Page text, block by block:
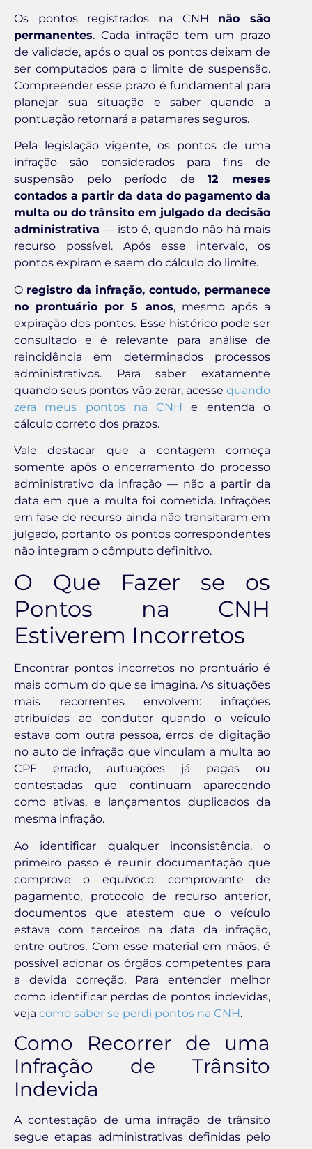
Os pontos registrados na CNH não são
permanentes. Cada infração tem um prazo
de validade, após o qual os pontos deixam de
ser computados para o limite de suspensão.
Compreender esse prazo é fundamental para
planejar sua situação e saber quando a
pontuação retornará a patamares seguros.
Pela legislação vigente, os pontos de uma
infração são considerados para fins de
suspensão pelo período de12 meses
contados a partir da data do pagamento da
multa ou do trânsito em julgado da decisão
administrativa — isto é, quando não há mais
recurso possível. Após esse intervalo, os
pontos expiram e saem do cálculo do limite.
O registro da infração, contudo, permanece
no prontuário por 5 anos, mesmo após a
expiração dos pontos. Esse histórico pode ser
consultado e é relevante para análise de
reincidência em determinados processos
administrativos. Para saber exatamente
quando seus pontos vão zerar, acesse quando
zera meus pontos na CNH e entenda o
cálculo correto dos prazos.
Vale destacar que a contagem começa
somente após o encerramento do processo
administrativo da infração — não a partir da
data em que a multa foi cometida. Infrações
em fase de recurso ainda não transitaram em
julgado, portanto os pontos correspondentes
não integram o cômputo definitivo.
O Que Fazer se os
Pontos na CNH
Estiverem Incorretos
Encontrar pontos incorretos no prontuário é
mais comum do que se imagina. As situações
mais recorrentes envolvem: infrações
atribuídas ao condutor quando o veículo
estava com outra pessoa, erros de digitação
no auto de infração que vinculam a multa ao
CPF errado, autuações já pagas ou
contestadas que continuam aparecendo
como ativas, e lançamentos duplicados da
mesma infração.
Ao identificar qualquer inconsistência, o
primeiro passo é reunir documentação que
comprove o equívoco: comprovante de
pagamento, protocolo de recurso anterior,
documentos que atestem que o veículo
estava com terceiros na data da infração,
entre outros. Com esse material em mãos, é
possível acionar os órgãos competentes para
a devida correção. Para entender melhor
como identificar perdas de pontos indevidas,
veja como saber se perdi pontos na CNH.
Como Recorrer de uma
Infração de Trânsito
Indevida
A contestação de uma infração de trânsito
segue etapas administrativas definidas pelo